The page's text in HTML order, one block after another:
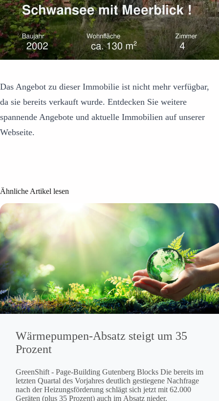
Das Angebot zu dieser Immobilie ist nicht mehr verfügbar,
da sie bereits verkauft wurde. Entdecken Sie weitere
spannende Angebote und aktuelle Immobilien auf unserer
Webseite.
Ähnliche Artikel lesen
Wärmepumpen-Absatz steigt um 35
Prozent
GreenShift - Page-Building Gutenberg Blocks Die bereits im
letzten Quartal des Vorjahres deutlich gestiegene Nachfrage
nach der Heizungsförderung schlägt sich jetzt mit 62.000
Geräten (plus 35 Prozent) auch im Absatz nieder.